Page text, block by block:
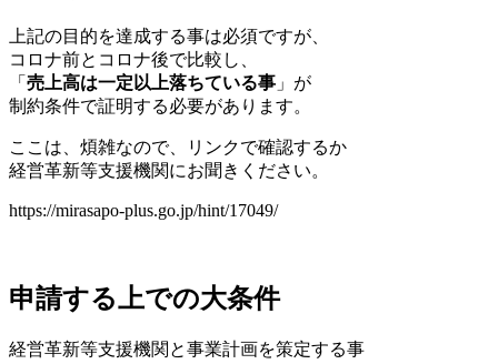
上記の目的を達成する事は必須ですが、
コロナ前とコロナ後で比較し、
「 売上高は一定以上落ちている事 」が
制約条件で証明する必要があります。
ここは、煩雑なので、リンクで確認するか
経営革新等支援機関にお聞きください。
https://mirasapo-plus.go.jp/hint/17049/
申請する上での大条件
経営革新等支援機関と事業計画を策定する事